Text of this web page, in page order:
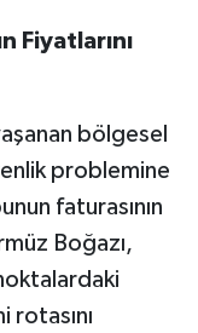
Fiyatlarını
bölgesel
problemine
faturasının
Boğazı,
rotasını